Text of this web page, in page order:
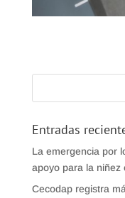
Entradas
La emergencia por
apoyo para la niñez
Cecodap registra